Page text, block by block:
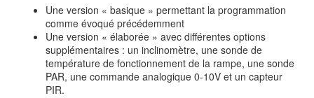
Une version « basique » permettant la programmation
comme évoqué précédemment
Une version « élaborée » avec différentes options
supplémentaires : un inclinomètre, une sonde de
température de fonctionnement de la rampe, une sonde
PAR, une commande analogique 0-10V et un capteur
PIR.